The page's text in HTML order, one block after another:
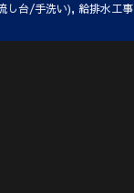
し台/手洗い), 給排水工事